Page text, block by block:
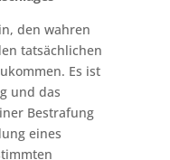
den wahren
tatsächlichen
Es ist
und das
Bestrafung
eines